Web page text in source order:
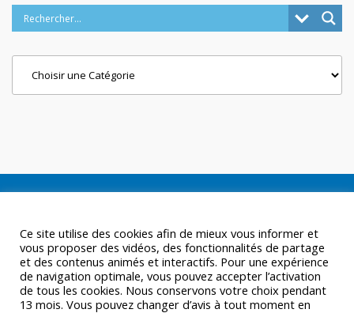
Ce site utilise des cookies afin de mieux vous informer et
vous proposer des vidéos, des fonctionnalités de partage
et des contenus animés et interactifs. Pour une expérience
de navigation optimale, vous pouvez accepter l’activation
de tous les cookies. Nous conservons votre choix pendant
13 mois. Vous pouvez changer d’avis à tout moment en